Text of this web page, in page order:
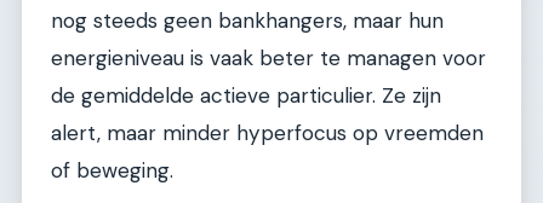
nog steeds geen bankhangers, maar hun
energieniveau is vaak beter te managen voor
de gemiddelde actieve particulier. Ze zijn
alert, maar minder hyperfocus op vreemden
of beweging.